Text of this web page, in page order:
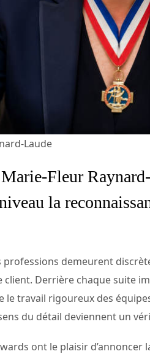
Laude
Fleur
la
professions demeurent
client. Derrière chaque suite
travail rigoureux des
du détail deviennent un
ont le plaisir